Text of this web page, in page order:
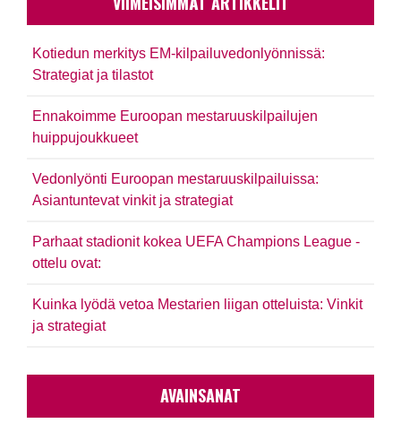
Kotiedun merkitys EM-kilpailuvedonlyönnissä:
Strategiat ja tilastot
Ennakoimme Euroopan mestaruuskilpailujen
huippujoukkueet
Vedonlyönti Euroopan mestaruuskilpailuissa:
Asiantuntevat vinkit ja strategiat
Parhaat stadionit kokea UEFA Champions League -
ottelu ovat:
Kuinka lyödä vetoa Mestarien liigan otteluista: Vinkit
ja strategiat
AVAINSANAT